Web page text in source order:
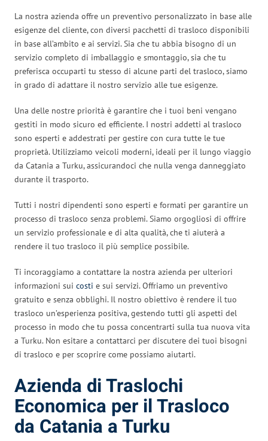
La nostra azienda offre un preventivo personalizzato in base alle
esigenze del cliente, con diversi pacchetti di trasloco disponibili
in base all’ambito e ai servizi. Sia che tu abbia bisogno di un
servizio completo di imballaggio e smontaggio, sia che tu
preferisca occuparti tu stesso di alcune parti del trasloco, siamo
in grado di adattare il nostro servizio alle tue esigenze.
Una delle nostre priorità è garantire che i tuoi beni vengano
gestiti in modo sicuro ed efficiente. I nostri addetti al trasloco
sono esperti e addestrati per gestire con cura tutte le tue
proprietà. Utilizziamo veicoli moderni, ideali per il lungo viaggio
da Catania a Turku, assicurandoci che nulla venga danneggiato
durante il trasporto.
Tutti i nostri dipendenti sono esperti e formati per garantire un
processo di trasloco senza problemi. Siamo orgogliosi di offrire
un servizio professionale e di alta qualità, che ti aiuterà a
rendere il tuo trasloco il più semplice possibile.
Ti incoraggiamo a contattare la nostra azienda per ulteriori
informazioni sui costi e sui servizi. Offriamo un preventivo
gratuito e senza obblighi. Il nostro obiettivo è rendere il tuo
trasloco un’esperienza positiva, gestendo tutti gli aspetti del
processo in modo che tu possa concentrarti sulla tua nuova vita
a Turku. Non esitare a contattarci per discutere dei tuoi bisogni
di trasloco e per scoprire come possiamo aiutarti.
Azienda di Traslochi
Economica per il Trasloco
da Catania a Turku